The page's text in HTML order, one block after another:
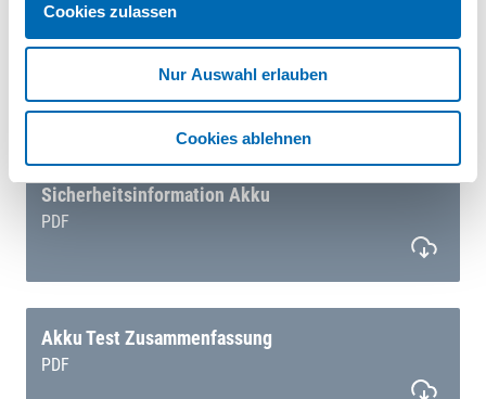
Cookies zulassen
Nur Auswahl erlauben
Cookies ablehnen
EU-Konformitätserklärung
Sicherheitsinformation Akku
PDF
Akku Test Zusammenfassung
PDF